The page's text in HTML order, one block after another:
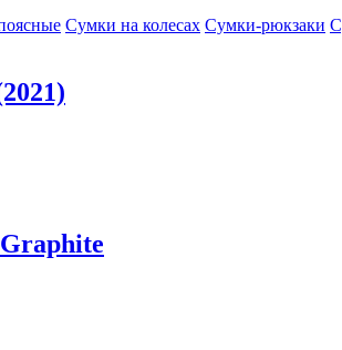
Сумки на колесах Сумки-рюкзаки